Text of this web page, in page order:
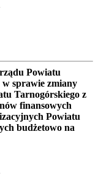
Powiatu
w sprawie zmiany
Tarnogórskiego z
finansowych
Powiatu
budżetowo na